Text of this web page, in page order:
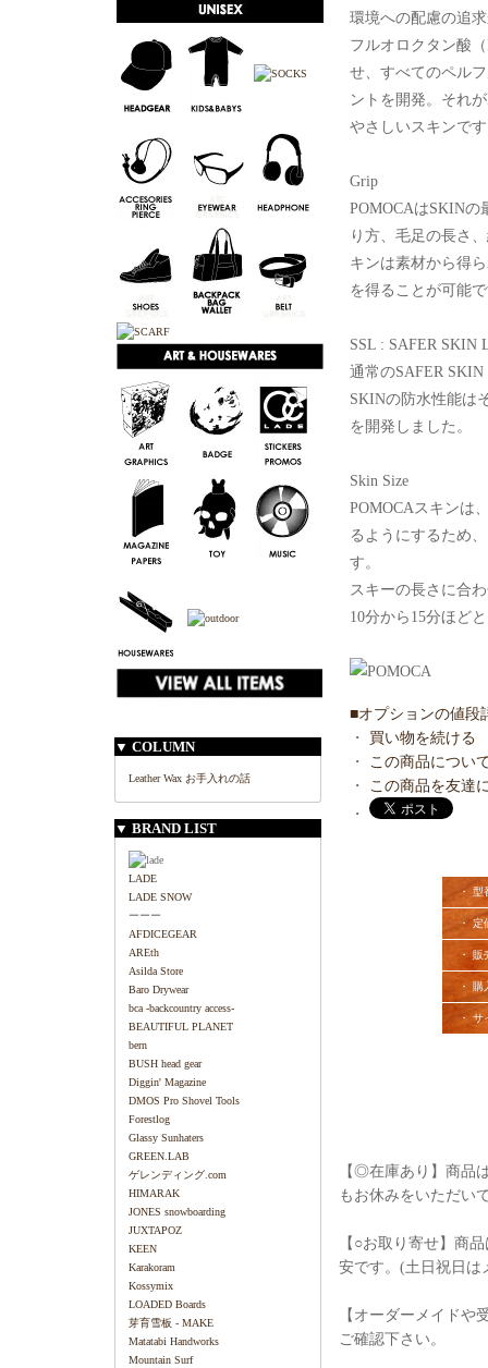
▼ COLUMN
Leather Wax お手入れの話
▼ BRAND LIST
LADE
LADE SNOW
ーーー
AFDICEGEAR
AREth
Asilda Store
Baro Drywear
bca -backcountry access-
BEAUTIFUL PLANET
bern
BUSH head gear
Diggin' Magazine
DMOS Pro Shovel Tools
Forestlog
Glassy Sunhaters
GREEN.LAB
ゲレンディング.com
HIMARAK
JONES snowboarding
JUXTAPOZ
KEEN
Karakoram
Kossymix
LOADED Boards
芽育雪板 - MAKE
Matatabi Handworks
Mountain Surf
環境への配慮の追
フルオロクタン酸
せ、すべてのペル
ントを開発。それ
やさしいスキンで
Grip
POMOCAはSKIN
り方、毛足の長さ
キンは素材から得
を得ることが可能
SSL : SAFER SKIN
通常のSAFER
SKINの防水性能は
を開発しました。
Skin Size
POMOCAスキンは
るようにするため
す。
スキーの長さに合
10分から15分ほど
■オプションの値段
・ 買い物を続ける
・
この商品につい
・
この商品を友達
・
・ 型
・ 定
・ 販
・ 購
・ サ
【◎在庫あり】商品
もお休みをいただい
【○お取り寄せ】商
安です。(土日祝日は
【オーダーメイド
ご確認下さい。